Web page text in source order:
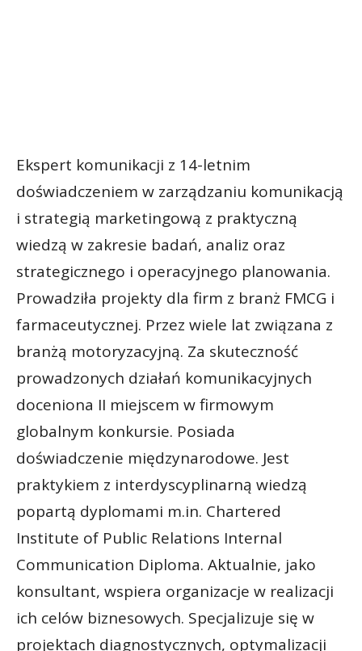
Ekspert komunikacji z 14-letnim
doświadczeniem w zarządzaniu komunikacją
i strategią marketingową z praktyczną
wiedzą w zakresie badań, analiz oraz
strategicznego i operacyjnego planowania.
Prowadziła projekty dla firm z branż FMCG i
farmaceutycznej. Przez wiele lat związana z
branżą motoryzacyjną. Za skuteczność
prowadzonych działań komunikacyjnych
doceniona II miejscem w firmowym
globalnym konkursie. Posiada
doświadczenie międzynarodowe. Jest
praktykiem z interdyscyplinarną wiedzą
popartą dyplomami m.in. Chartered
Institute of Public Relations Internal
Communication Diploma. Aktualnie, jako
konsultant, wspiera organizacje w realizacji
ich celów biznesowych. Specjalizuje się w
projektach diagnostycznych, optymalizacji